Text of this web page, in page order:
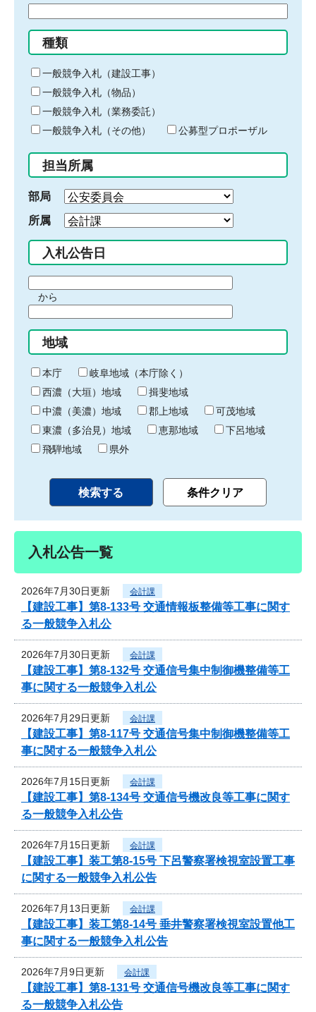
る
キ
ー
ワ
ー
ド
入
力
種類
一般競争入札（建設工事）
一般競争入札（物品）
一般競争入札（業務委託）
一般競争入札（その他）
公募型プロポーザル
担当所属
部局
所属
入札公告日
間
始
り
から
間
終
わ
り
地域
本庁
岐阜地域（本庁除く）
西濃（大垣）地域
揖斐地域
中濃（美濃）地域
郡上地域
可茂地域
東濃（多治見）地域
恵那地域
下呂地域
飛騨地域
県外
入札公告一覧
2026年7月30日更新 会計課
【建設工事】第8-133号 交通情報板整備等工事に関す
る一般競争入札公
2026年7月30日更新 会計課
【建設工事】第8-132号 交通信号集中制御機整備等工
事に関する一般競争入札公
2026年7月29日更新 会計課
【建設工事】第8-117号 交通信号集中制御機整備等工
事に関する一般競争入札公
2026年7月15日更新 会計課
【建設工事】第8-134号 交通信号機改良等工事に関す
る一般競争入札公告
2026年7月15日更新 会計課
【建設工事】装工第8-15号 下呂警察署検視室設置工事
に関する一般競争入札公告
2026年7月13日更新 会計課
【建設工事】装工第8-14号 垂井警察署検視室設置他工
事に関する一般競争入札公告
2026年7月9日更新 会計課
【建設工事】第8-131号 交通信号機改良等工事に関す
る一般競争入札公告